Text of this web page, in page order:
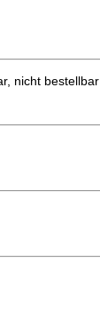
nicht bestellbar